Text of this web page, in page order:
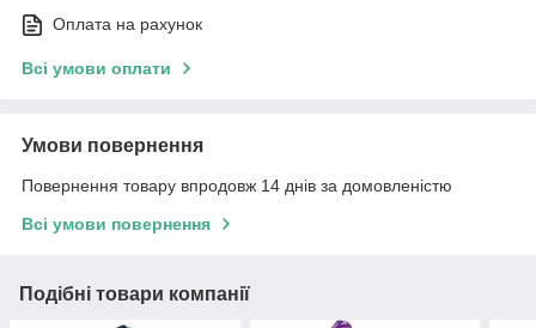
Оплата на рахунок
Всі умови оплати
Умови повернення
Повернення товару впродовж 14 днів за домовленістю
Всі умови повернення
Подібні товари компанії